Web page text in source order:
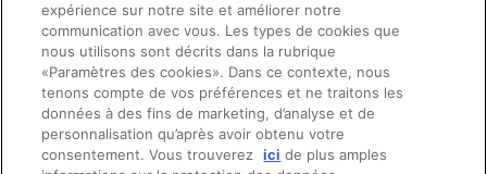
Nous sommes à votre
disposition pour toute autre
question ou pour un essai
routier.
Prendre rendez-vous
Essai sur route
expérience sur notre site et améliorer notre
communication avec vous. Les types de cookies que
nous utilisons sont décrits dans la rubrique
«Paramètres des cookies». Dans ce contexte, nous
tenons compte de vos préférences et ne traitons les
données à des fins de marketing, d’analyse et de
personnalisation qu’après avoir obtenu votre
consentement. Vous trouverez ici de plus amples